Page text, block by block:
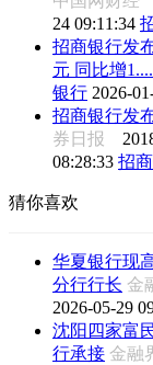
24 09:11:34
招商银行发
元 同比增1....
银行 2026-
招商银行发
券日报
08:28:33 招
猜你喜欢
华夏银行现
分行行长 金
2026-05-29
沈阳四家富
行承接 金